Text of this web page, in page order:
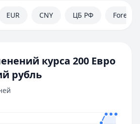
EUR CNY ЦБ РФ Forex
курса 200 Евро
рубль